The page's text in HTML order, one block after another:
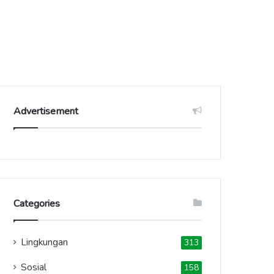
Advertisement
Categories
Lingkungan 313
Sosial 158